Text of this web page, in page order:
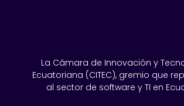
La Cámara de Innovación y
Ecuatoriana (CITEC), gremio que
al sector de software y TI en